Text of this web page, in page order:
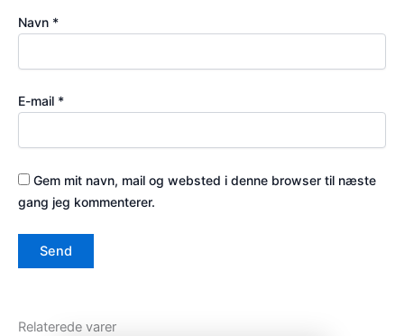
Navn *
E-mail *
Gem mit navn, mail og websted i denne browser til næste
gang jeg kommenterer.
Relaterede varer